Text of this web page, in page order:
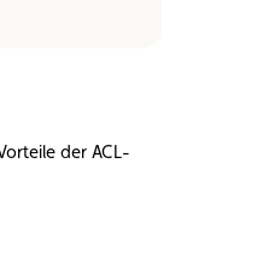
der ACL-